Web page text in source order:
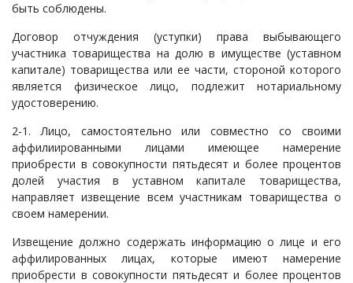
быть соблюдены.
Договор отчуждения (уступки) права выбывающего
участника товарищества на долю в имуществе (уставном
капитале) товарищества или ее части, стороной которого
является физическое лицо, подлежит нотариальному
удостоверению.
2-1. Лицо, самостоятельно или совместно со своими
аффилиированными лицами имеющее намерение
приобрести в совокупности пятьдесят и более процентов
долей участия в уставном капитале товарищества,
направляет извещение всем участникам товарищества о
своем намерении.
Извещение должно содержать информацию о лице и его
аффилированных лицах, которые имеют намерение
приобрести в совокупности пятьдесят и более процентов